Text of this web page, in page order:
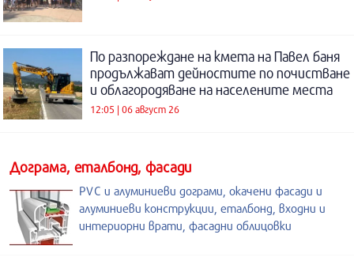
По разпореждане на кмета на Павел баня
продължават дейностите по почистване
и облагородяване на населените места
12:05 | 06 август 26
Дограма, еталбонд, фасади
PVC и алуминиеви дограми, окачени фасади и
алуминиеви конструкции, еталбонд, входни и
интериорни врати, фасадни облицовки